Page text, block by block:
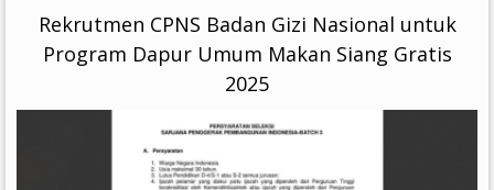
Rekrutmen CPNS Badan Gizi Nasional untuk
Program Dapur Umum Makan Siang Gratis
2025